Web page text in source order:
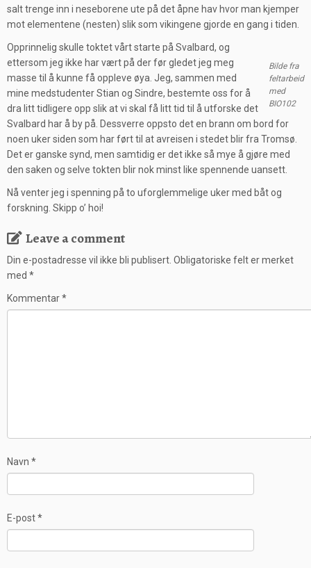
salt trenge inn i neseborene ute på det åpne hav hvor man kjemper
mot elementene (nesten) slik som vikingene gjorde en gang i tiden.
Bilde fra
feltarbeid
med
BIO102
Opprinnelig skulle toktet vårt starte på Svalbard, og
ettersom jeg ikke har vært på der før gledet jeg meg
masse til å kunne få oppleve øya. Jeg, sammen med
mine medstudenter Stian og Sindre, bestemte oss for å
dra litt tidligere opp slik at vi skal få litt tid til å utforske det
Svalbard har å by på. Dessverre oppsto det en brann om bord for
noen uker siden som har ført til at avreisen i stedet blir fra Tromsø.
Det er ganske synd, men samtidig er det ikke så mye å gjøre med
den saken og selve tokten blir nok minst like spennende uansett.
Nå venter jeg i spenning på to uforglemmelige uker med båt og
forskning. Skipp o’ hoi!
Leave a comment
Din e-postadresse vil ikke bli publisert. Obligatoriske felt er merket
med *
Kommentar*
Navn *
E-post*